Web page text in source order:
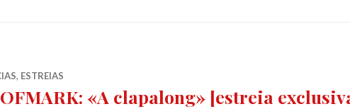
, ESTREIAS
«A clapalong» [estreia